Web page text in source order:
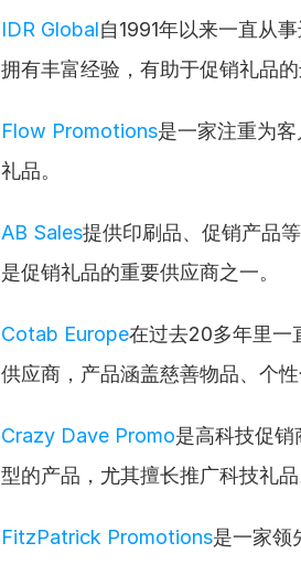
IDR Global自1991年以来一直从
拥有丰富经验，有助于促销礼品的
Flow Promotions是一家注重为
礼品。
AB Sales提供印刷品、促销产品
是促销礼品的重要供应商之一。
Cotab Europe在过去20多年里一
供应商，产品涵盖慈善物品、个性
Crazy Dave Promo是高科技促
型的产品，尤其擅长推广科技礼品
FitzPatrick Promotions是一家领